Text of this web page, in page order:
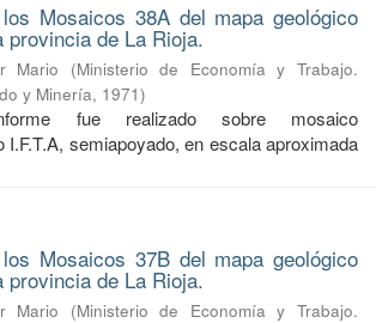
Mosaicos 38A del mapa geológico
provincia de La Rioja.
Mario (Ministerio de Economía y Trabajo.
y Minería, 1971)
fue realizado sobre mosaico
I.F.T.A, semiapoyado, en escala aproximada
Mosaicos 37B del mapa geológico
provincia de La Rioja.
Mario (Ministerio de Economía y Trabajo.